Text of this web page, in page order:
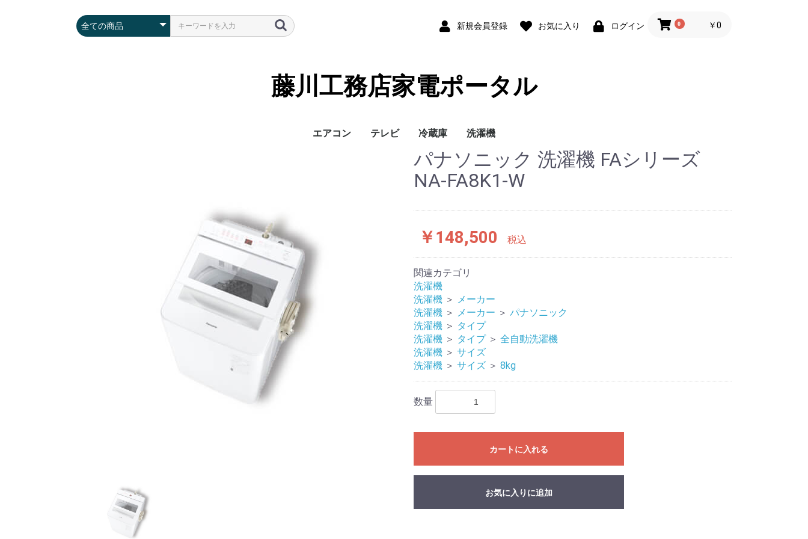
新規会員登録 お気に入り ログイン 0 ￥0
藤川工務店家電ポータル
エアコン
パナソニック
日立
富士通
三菱
6畳
8畳
10畳
12畳
14畳
18畳
20畳
23畳
26畳
29畳
テレビ
パナソニック
シャープ
東芝
SONY
40V〜49V
50V〜59V
60V〜69V
70V〜79V
80V〜89V
冷蔵庫
メーカー パナソニック
東芝
シャープ
サイズ 600〜690L
500〜590L
400〜490L
300〜390L
200〜290L
100〜190L
洗濯機
メーカー パナソニック
東芝
シャープ
タイプ ドラム式
洗濯乾燥機
全自動洗濯機
サイズ 12kg
11kg
10kg
9kg
8kg
7kg
6kg
パナソニック 洗濯機 FAシリーズ
NA-FA8K1-W
￥148,500 税込
関連カテゴリ
洗濯機
洗濯機 ＞ メーカー
洗濯機 ＞ メーカー ＞ パナソニック
洗濯機 ＞ タイプ
洗濯機 ＞ タイプ ＞ 全自動洗濯機
洗濯機 ＞ サイズ
洗濯機 ＞ サイズ ＞ 8kg
数量
カートに入れる
お気に入りに追加